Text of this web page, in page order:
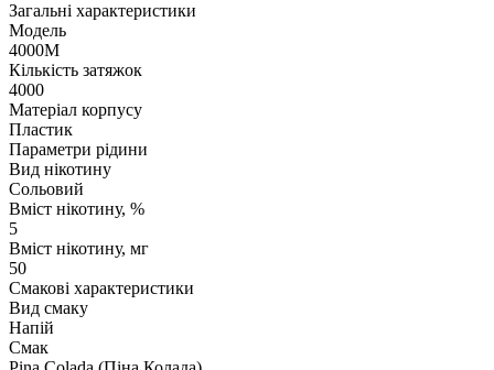
Загальні характеристики
Модель
4000M
Кількість затяжок
4000
Матеріал корпусу
Пластик
Параметри рідини
Вид нікотину
Сольовий
Вміст нікотину, %
5
Вміст нікотину, мг
50
Смакові характеристики
Вид смаку
Напій
Смак